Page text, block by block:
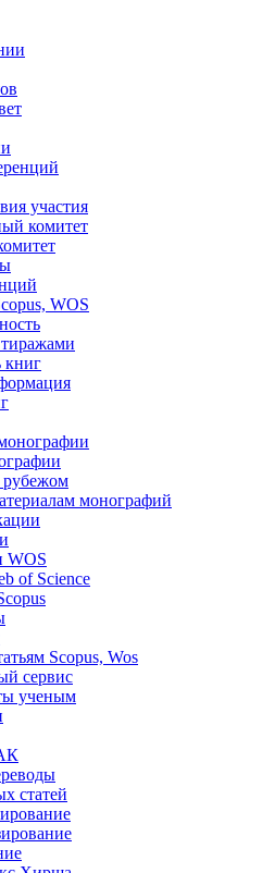
участия
комитет
WOS
книг
монографий
WOS
of Science
Scopus, Wos
сервис
ученым
статей